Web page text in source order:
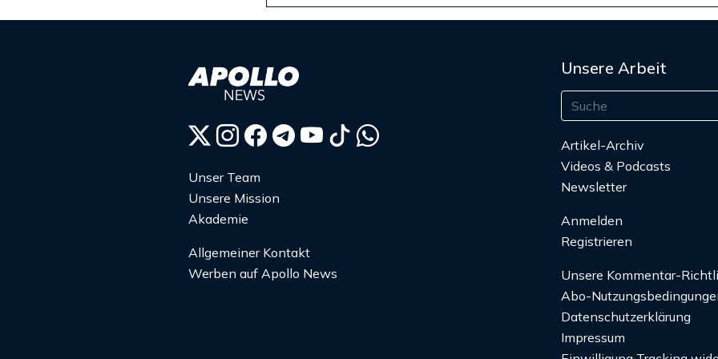
Unser Team
Unsere Mission
Akademie
Allgemeiner Kontakt
Werben auf Apollo News
Unsere Arbeit
Artikel-Archiv
Videos & Podcasts
Newsletter
Anmelden
Registrieren
Unsere Kommentar-
Abo-
Datenschutzerklärung
Impressum